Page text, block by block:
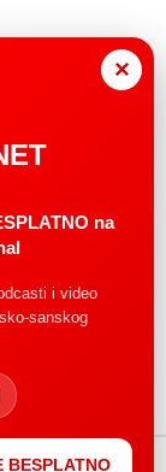
×
na
i video
sanskog
BESPLATNO